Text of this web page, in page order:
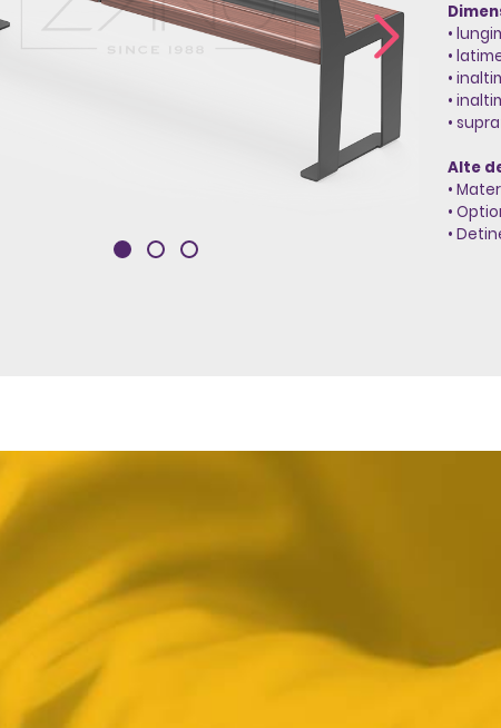
•
•
•
•
•
Alte
•
•
•